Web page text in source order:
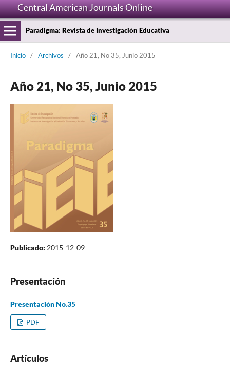
Central American Journals Online
Paradigma: Revista de Investigación Educativa
Inicio / Archivos / Año 21, No 35, Junio 2015
Año 21, No 35, Junio 2015
Publicado: 2015-12-09
Presentación
Presentación No.35
PDF
Artículos